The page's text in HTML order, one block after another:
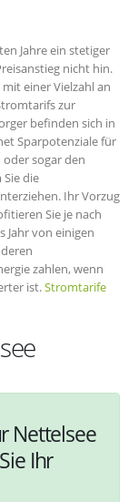
Jahre ein stetiger
nicht hin.
einer Vielzahl an
zur
befinden sich in
Sparpotenziale für
sogar den
die
Ihr Vorzug
Sie je nach
Jahr von einigen
zahlen, wenn
ist.Stromtarife
Nettelsee
Ihr